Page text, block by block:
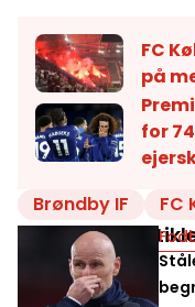
FC
på
for
Brøndby IF
FC
Relaterede